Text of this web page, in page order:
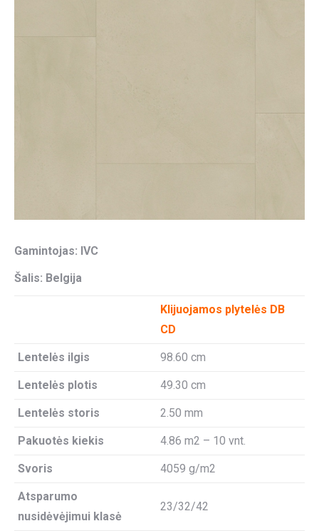
Gamintojas: IVC
Šalis: Belgija
Klijuojamos plytelės DB
CD
Lentelės ilgis 98.60 cm
Lentelės plotis 49.30 cm
Lentelės storis 2.50 mm
Pakuotės kiekis 4.86 m2 – 10 vnt.
Svoris 4059 g/m2
Atsparumo
nusidėvėjimui klasė
23/32/42